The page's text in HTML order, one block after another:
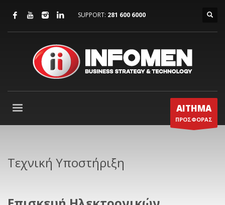
SUPPORT: 281 600 6000
ΑΙΤΗΜΑ
ΠΡΟΣΦΟΡΑΣ
Τεχνική Υποστήριξη